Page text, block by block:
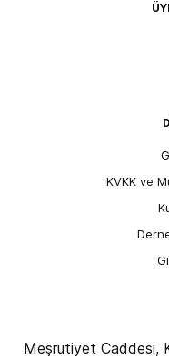
KVKK ve
Meşrutiyet Caddesi,